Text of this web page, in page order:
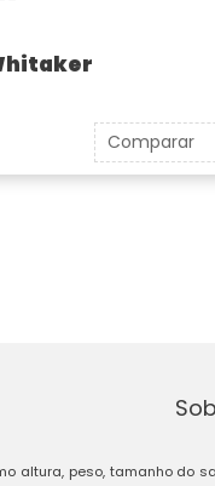
Comparar
altura, peso, tamanho do